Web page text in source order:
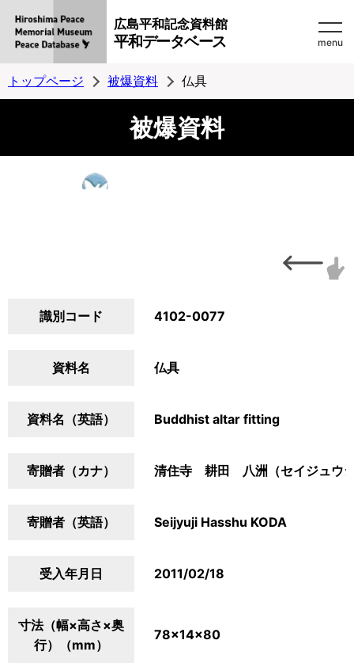
広島平和記念資料館
平和データベース menu
トップページ 被爆資料 仏具
被爆資料
識別コード 4102-0077
資料名 仏具
資料名（英語） Buddhist altar fitting
寄贈者（カナ） 清住寺 耕田 八洲（セイジュウ
寄贈者（英語） Seijyuji Hasshu KODA
受入年月日 2011/02/18
寸法（幅×高さ×奥
行）（mm）
78×14×80